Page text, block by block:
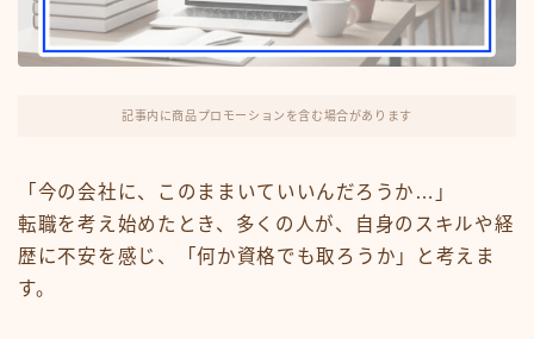
投資・株
記事内に商品プロモーションを含む場合があります
「今の会社に、このままいていいんだろうか…」
転職を考え始めたとき、多くの人が、自身のスキルや経
歴に不安を感じ、「何か資格でも取ろうか」と考えま
す。